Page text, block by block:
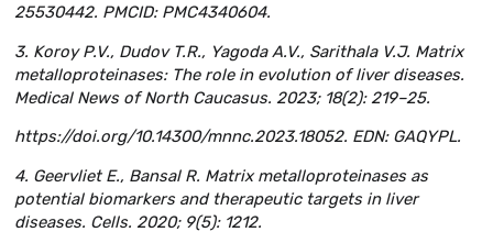
25530442. PMCID: PMC4340604.
3. Koroy P.V., Dudov T.R., Yagoda A.V., Sarithala V.J. Matrix
metalloproteinases: The role in evolution of liver diseases.
Medical News of North Caucasus. 2023; 18(2): 219–25.
https://doi.org/10.14300/mnnc.2023.18052. EDN: GAQYPL.
4. Geervliet E., Bansal R. Matrix metalloproteinases as
potential biomarkers and therapeutic targets in liver
diseases. Cells. 2020; 9(5): 1212.